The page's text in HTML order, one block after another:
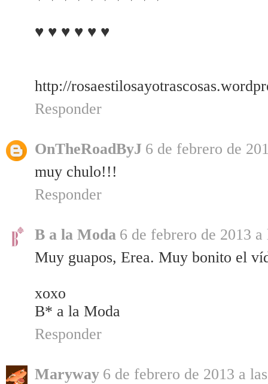
♥ ♥ ♥ ♥ ♥ ♥
http://
Responder
OnTheRoadByJ 6 de febrero de
muy chulo!!!
Responder
B a la Moda 6 de febrero de 2013 a
Muy guapos, Erea. Muy bonito el
xoxo
B* a la Moda
Responder
Maryway 6 de febrero de 2013 a